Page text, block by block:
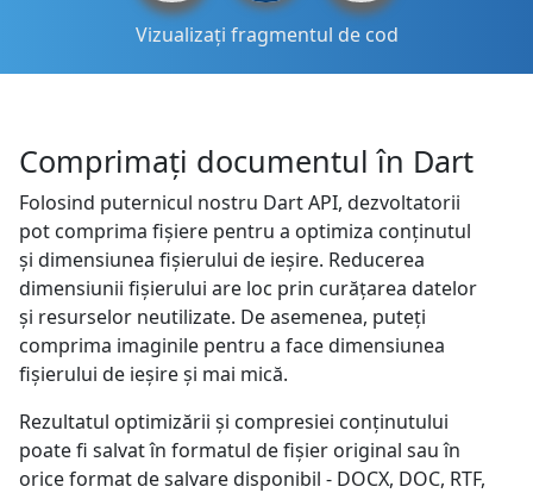
Vizualizați fragmentul de cod
Comprimați documentul în Dart
Folosind puternicul nostru Dart API, dezvoltatorii
pot comprima fișiere pentru a optimiza conținutul
și dimensiunea fișierului de ieșire. Reducerea
dimensiunii fișierului are loc prin curățarea datelor
și resurselor neutilizate. De asemenea, puteți
comprima imaginile pentru a face dimensiunea
fișierului de ieșire și mai mică.
Rezultatul optimizării și compresiei conținutului
poate fi salvat în formatul de fișier original sau în
orice format de salvare disponibil - DOCX, DOC, RTF,